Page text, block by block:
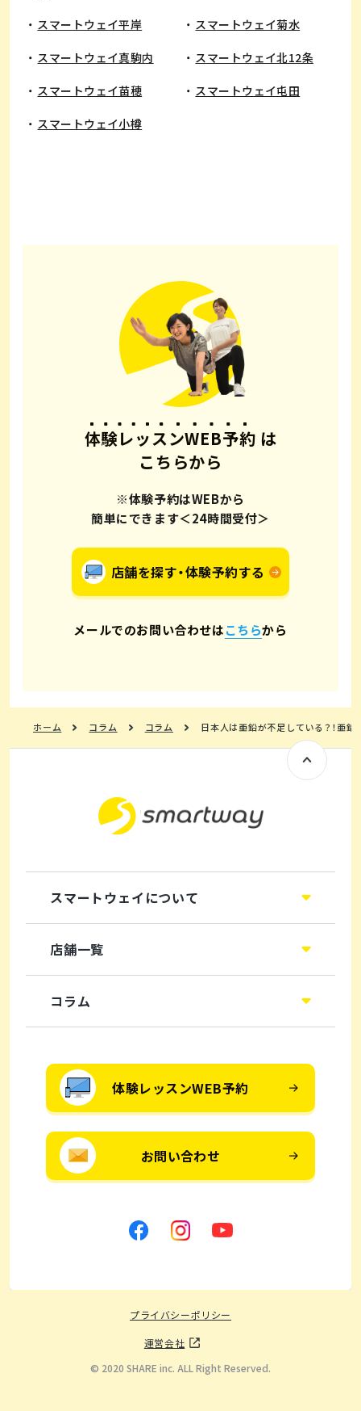
​スマートウェイ平岸 スマートウェイ菊水
スマートウェイ真駒内 スマートウェイ北12条
スマートウェイ苗穂 スマートウェイ屯田
スマートウェイ小樽
体験レッスンWEB予約 は
こちらから
※体験予約はWEBから
簡単にできます＜24時間受付＞
店舗を探す・体験予約する
メールでのお問い合わせはこちらから
ホーム コラム コラム 日本人は亜鉛が不足している？！亜
スマートウェイについて
店舗一覧
コラム
体験レッスンWEB予約
お問い合わせ
プライバシーポリシー
運営会社
© 2020 SHARE inc. ALL Right Reserved.